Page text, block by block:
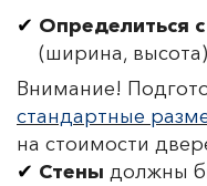
Определиться
(ширина,
Внимание!
стандартные
на стоимости
Стены должны